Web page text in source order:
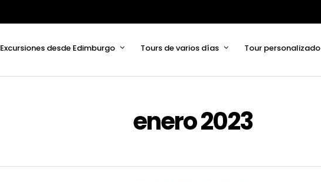
Excursiones desde Edimburgo Tours de varios días Tour personalizado
enero 2023